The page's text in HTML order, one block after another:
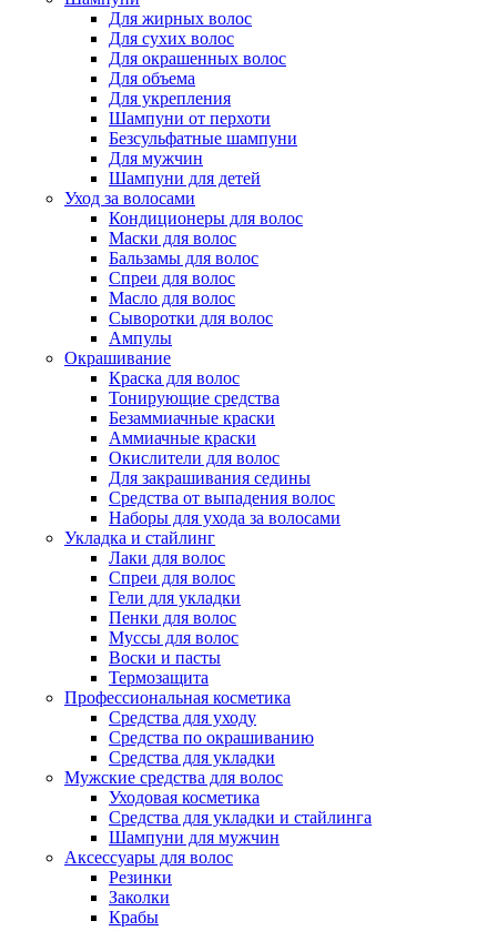
Для жирных волос
Для сухих волос
Для окрашенных волос
Для объема
Для укрепления
Шампуни от перхоти
Безсульфатные шампуни
Для мужчин
Шампуни для детей
Уход за волосами
Кондиционеры для волос
Маски для волос
Бальзамы для волос
Спреи для волос
Масло для волос
Сыворотки для волос
Ампулы
Окрашивание
Краска для волос
Тонирующие средства
Безаммиачные краски
Аммиачные краски
Окислители для волос
Для закрашивания седины
Средства от выпадения волос
Наборы для ухода за волосами
Укладка и стайлинг
Лаки для волос
Спреи для волос
Гели для укладки
Пенки для волос
Муссы для волос
Воски и пасты
Термозащита
Профессиональная косметика
Средства для уходу
Средства по окрашиванию
Средства для укладки
Мужские средства для волос
Уходовая косметика
Средства для укладки и стайлинга
Шампуни для мужчин
Аксессуары для волос
Резинки
Заколки
Крабы